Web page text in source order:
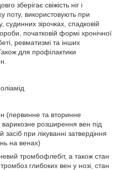
зберігає свіжість ніг і
поту, використовують при
судинних зірочках, спадковій
початковій формі хронічної
ревматизмі та інших
для профілактики
(первинне та вторинне
розширення вен під
засіб при лікуванні затвердіння
на венах)
тромбофлебіт, а також стан
глибоких вен у нозі, стан